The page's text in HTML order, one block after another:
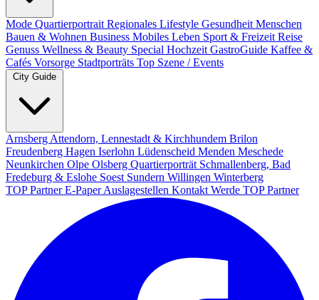
Mode Quartierportrait Regionales Lifestyle Gesundheit Menschen
Bauen & Wohnen Business Mobiles Leben Sport & Freizeit Reise
Genuss Wellness & Beauty Special Hochzeit GastroGuide Kaffee &
Cafés Vorsorge Stadtporträts Top Szene / Events
City Guide
Arnsberg Attendorn, Lennestadt & Kirchhundem Brilon
Freudenberg Hagen Iserlohn Lüdenscheid Menden Meschede
Neunkirchen Olpe Olsberg Quartierporträt Schmallenberg, Bad
Fredeburg & Eslohe Soest Sundern Willingen Winterberg
TOP PartnerE-PaperAuslagestellen Kontakt Werde TOP Partner